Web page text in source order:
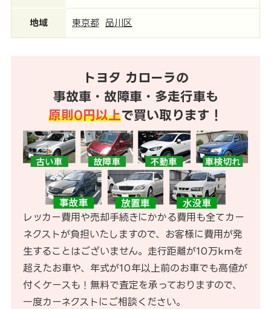
地域 東京都 品川区
トヨタ カローラの
事故車・故障車・多走行車も
原則0円以上で買い取ります！
レッカー費用や売却手続きにかかる費用も全てカー
ネクストが負担いたしますので、お客様に費用が発
生することはございません。走行距離が10万kmを
超えたお車や、年式が10年以上前のお車でも高値が
付くケースも！無料で査定を承っておりますので、
一度カーネクストにご相談ください。